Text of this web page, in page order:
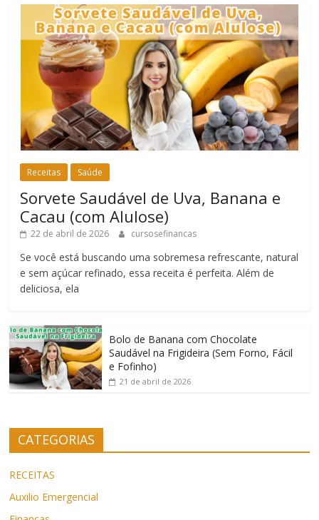
Receitas Saúde
Sorvete Saudável de Uva, Banana e
Cacau (com Alulose)
22 de abril de 2026 cursosefinancas
Se você está buscando uma sobremesa refrescante, natural
e sem açúcar refinado, essa receita é perfeita. Além de
deliciosa, ela
Bolo de Banana com Chocolate
Saudável na Frigideira (Sem Forno, Fácil
e Fofinho)
21 de abril de 2026
CATEGORIAS
RECEITAS
Auxilio Emergencial